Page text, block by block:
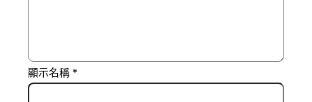
顯示名稱 *